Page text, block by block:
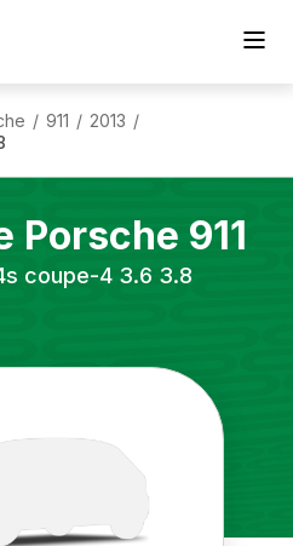
/ 911 / 2013 /
Porsche 911
coupe-4 3.6 3.8